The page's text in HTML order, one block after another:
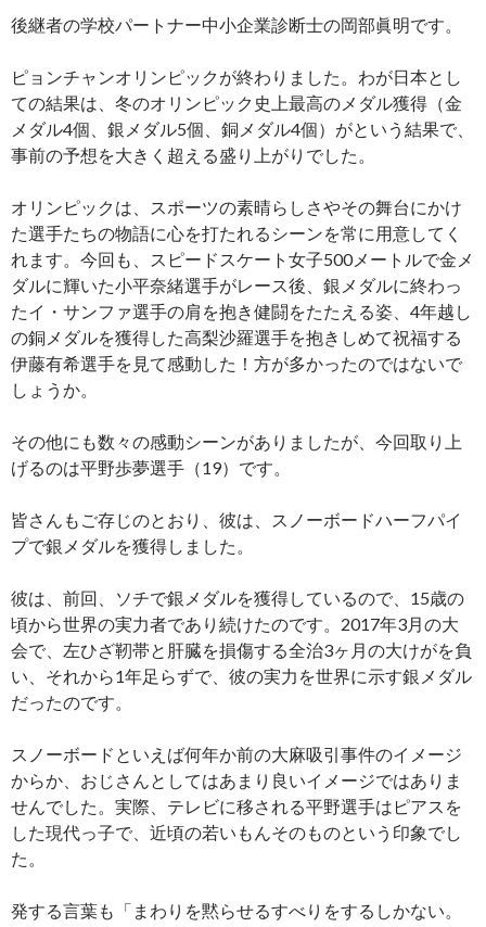
後継者の学校パートナー中小企業診断士の岡部眞明です。
ピョンチャンオリンピックが終わりました。わが日本とし
ての結果は、冬のオリンピック史上最高のメダル獲得（金
メダル4個、銀メダル5個、銅メダル4個）がという結果で、
事前の予想を大きく超える盛り上がりでした。
オリンピックは、スポーツの素晴らしさやその舞台にかけ
た選手たちの物語に心を打たれるシーンを常に用意してく
れます。今回も、スピードスケート女子500メートルで金メ
ダルに輝いた小平奈緒選手がレース後、銀メダルに終わっ
たイ・サンファ選手の肩を抱き健闘をたたえる姿、4年越し
の銅メダルを獲得した高梨沙羅選手を抱きしめて祝福する
伊藤有希選手を見て感動した！方が多かったのではないで
しょうか。
その他にも数々の感動シーンがありましたが、今回取り上
げるのは平野歩夢選手（19）です。
皆さんもご存じのとおり、彼は、スノーボードハーフパイ
プで銀メダルを獲得しました。
彼は、前回、ソチで銀メダルを獲得しているので、15歳の
頃から世界の実力者であり続けたのです。2017年3月の大
会で、左ひざ靭帯と肝臓を損傷する全治3ヶ月の大けがを負
い、それから1年足らずで、彼の実力を世界に示す銀メダル
だったのです。
スノーボードといえば何年か前の大麻吸引事件のイメージ
からか、おじさんとしてはあまり良いイメージではありま
せんでした。実際、テレビに移される平野選手はピアスを
した現代っ子で、近頃の若いもんそのものという印象でし
た。
発する言葉も「まわりを黙らせるすべりをするしかない。